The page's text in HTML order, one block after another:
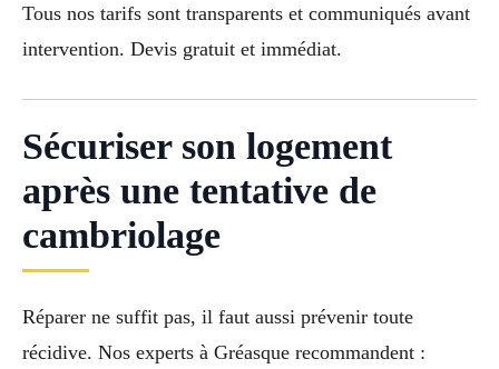
Tous nos tarifs sont transparents et communiqués avant
intervention. Devis gratuit et immédiat.
Sécuriser son logement
après une tentative de
cambriolage
Réparer ne suffit pas, il faut aussi prévenir toute
récidive. Nos experts à Gréasque recommandent :